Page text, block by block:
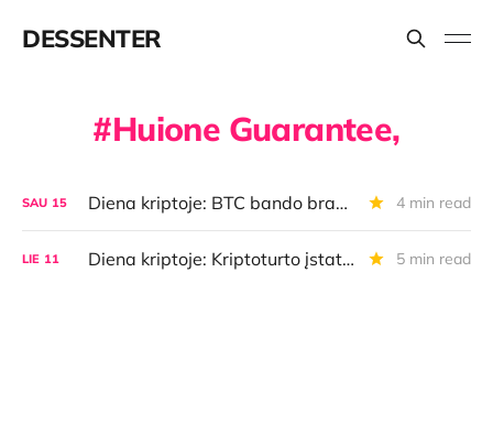
DESSENTER
Huione Guarantee,
SAU 15 Diena kriptoje: BTC bando brangti, lietuviškosios "CoinGate" rezultatai, naujas kripto vienaragis 4 min read
LIE 11 Diena kriptoje: Kriptoturto įstatymas, rekordinė bauda Lietuvoje, BTC ir AI, kripto žemėlapis 5 min read